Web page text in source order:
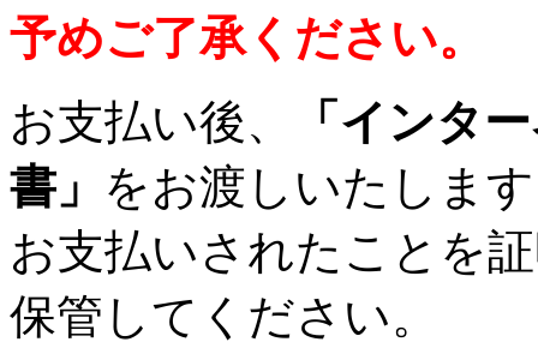
予めご了承ください。
お支払い後、
「インタ
書」 をお渡しいたしま
お支払いされたことを
保管してください。